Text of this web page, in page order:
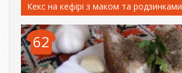
Кекс на кефірі з маком та родзинками
62